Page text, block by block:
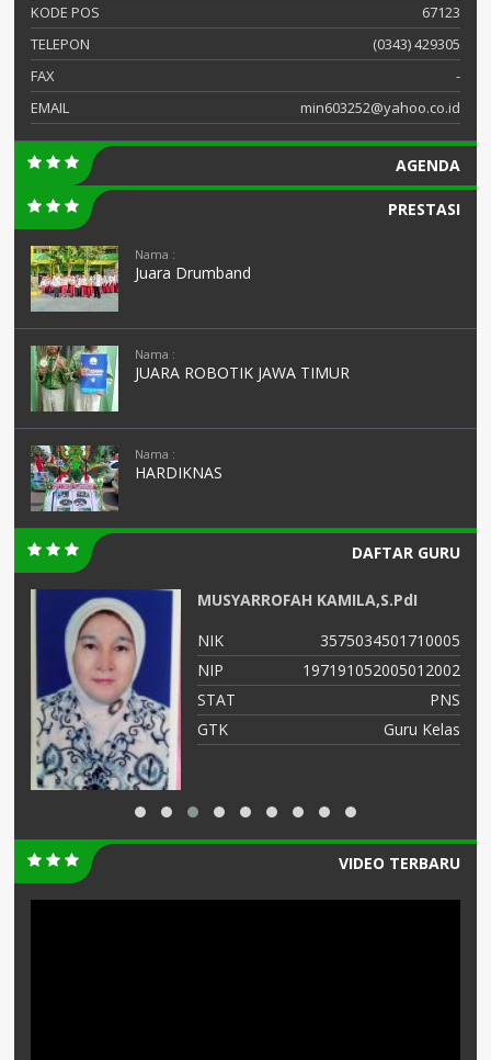
KODE POS
67123
TELEPON
(0343) 429305
FAX
-
EMAIL
min603252@yahoo.co.id
AGENDA
PRESTASI
Nama :
Juara Drumband
Nama :
JUARA ROBOTIK JAWA TIMUR
Nama :
HARDIKNAS
DAFTAR GURU
MUSYARROFAH KAMILA,S.PdI
NIK
3575034501710005
NIP
197191052005012002
STAT
PNS
GTK
Guru Kelas
VIDEO TERBARU